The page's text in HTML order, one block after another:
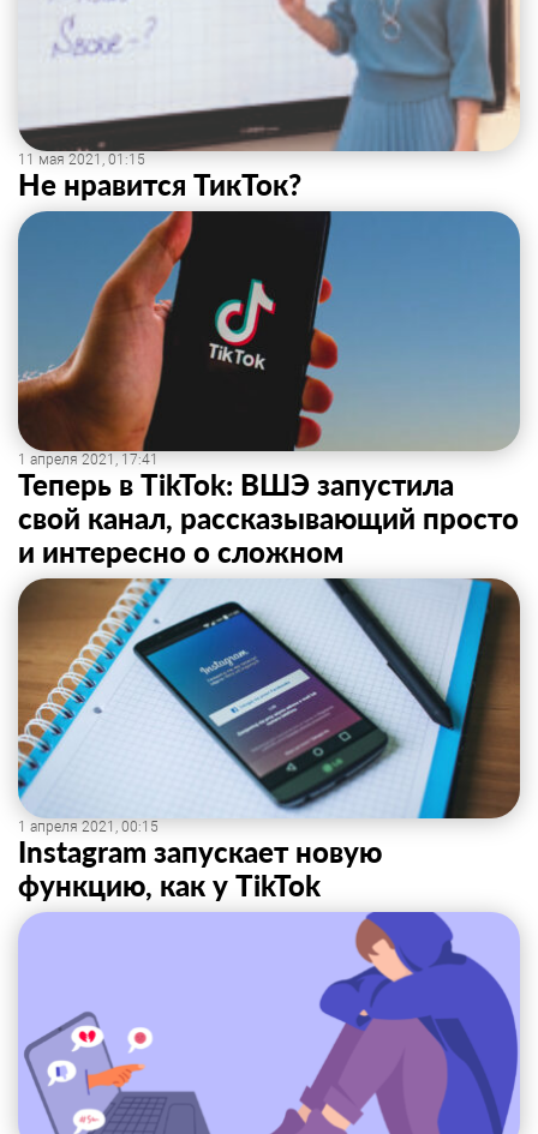
11 мая 2021, 01:15
Не нравится ТикТок?
1 апреля 2021, 17:41
Теперь в TikTok: ВШЭ запустила
свой канал, рассказывающий просто
и интересно о сложном
1 апреля 2021, 00:15
Instagram запускает новую
функцию, как у TikTok